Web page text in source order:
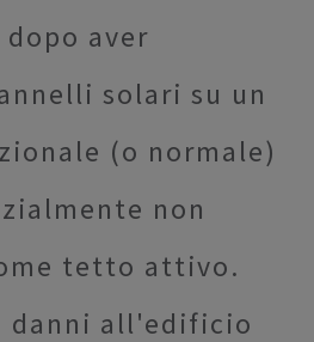
aver
solari su un
(o normale)
non
tetto attivo.
danni all'edificio